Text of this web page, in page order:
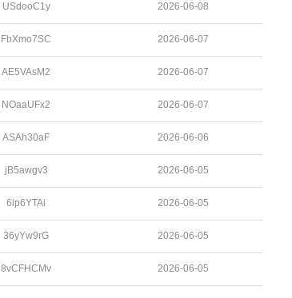
USdooC1y 2026-06-08
FbXmo7SC 2026-06-07
AE5VAsM2 2026-06-07
NOaaUFx2 2026-06-07
ASAh30aF 2026-06-06
jB5awgv3 2026-06-05
6ip6YTAi 2026-06-05
36yYw9rG 2026-06-05
8vCFHCMv 2026-06-05